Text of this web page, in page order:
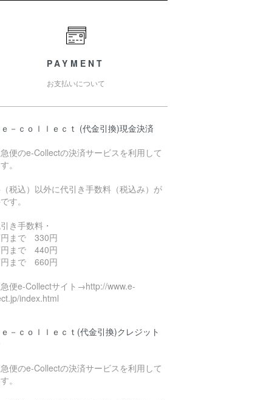
PAYMENT
お支払いについて
－ｃｏｌｌｅｃｔ (代金引換)現金決済
便のe-Collectの決済サービスを利用して
。
税込）以外に代引き手数料（税込み）が
す。
き手数料・
まで 330円
まで 440円
まで 660円
便e-Collectサイト→http://www.e-
index.html
－ｃｏｌｌｅｃｔ(代金引換)クレジット
便のe-Collectの決済サービスを利用して
。